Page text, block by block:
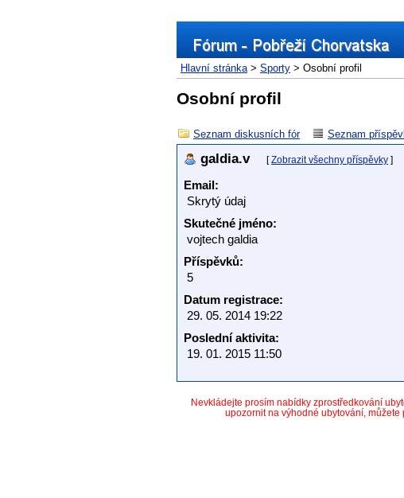
Hlavní stránka> Sporty > Osobní profil
Osobní profil
Seznam diskusních fór Seznam
galdia.v [Zobrazit všechny příspěvky ]
Email:
Skrytý údaj
Skutečné jméno:
vojtech galdia
Příspěvků:
5
Datum registrace:
29. 05. 2014 19:22
Poslední aktivita:
19. 01. 2015 11:50
Nevkládejte prosím nabídky zprostředkování
upozornit na výhodné ubytování,